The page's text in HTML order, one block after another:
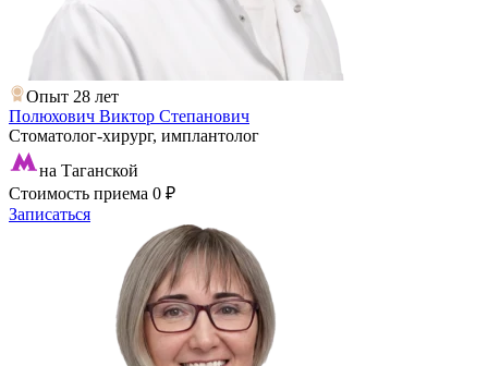
Опыт 28 лет
Полюхович Виктор Степанович
Стоматолог-хирург, имплантолог
на Таганской
Стоимость приема 0 ₽
Записаться